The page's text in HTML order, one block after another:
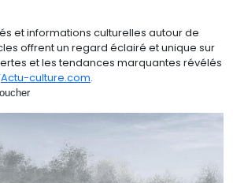
et informations culturelles autour de
offrent un regard éclairé et unique sur
et les tendances marquantes révélés
Actu-culture.com.